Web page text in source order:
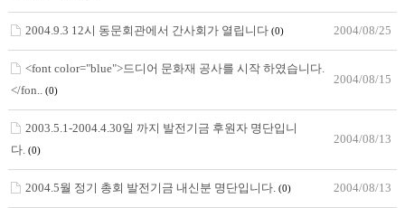
2004.9.3 12시 동문회관에서 간사회가 열립니다 (0) 2004/08/25
<font color="blue">드디어 문화재 공사를 시작 하였습니다.
</fon.. (0)
2004/08/15
2003.5.1-2004.4.30일 까지 발전기금 후원자 명단입니
다. (0)
2004/08/13
2004.5월 정기 총회 발전기금 내신분 명단입니다. (0) 2004/08/13